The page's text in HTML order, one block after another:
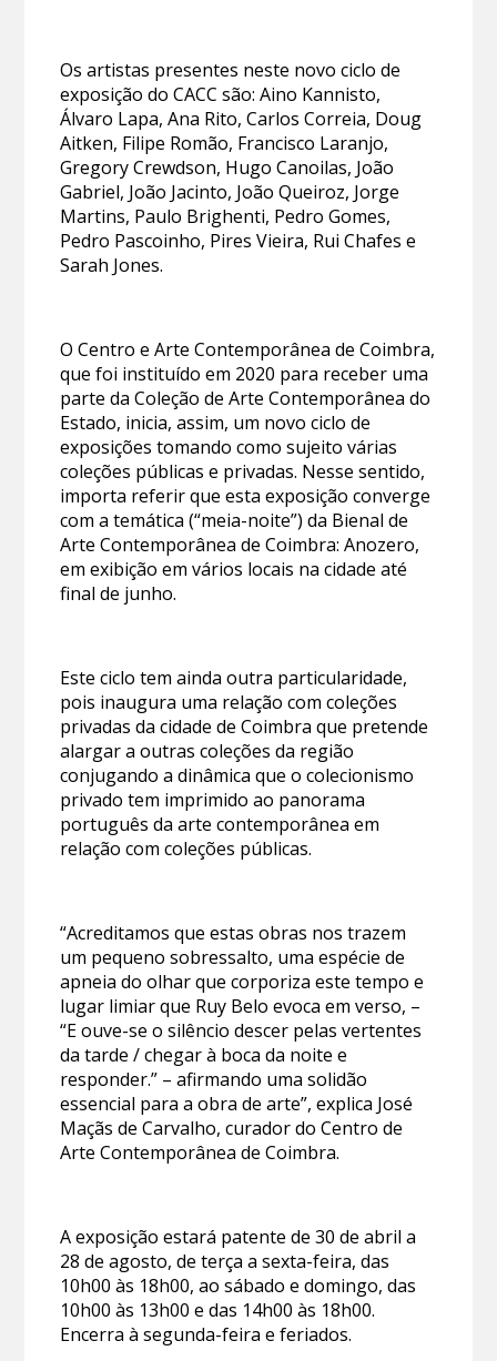
Os artistas presentes neste novo ciclo de
exposição do CACC são: Aino Kannisto,
Álvaro Lapa, Ana Rito, Carlos Correia, Doug
Aitken, Filipe Romão, Francisco Laranjo,
Gregory Crewdson, Hugo Canoilas, João
Gabriel, João Jacinto, João Queiroz, Jorge
Martins, Paulo Brighenti, Pedro Gomes,
Pedro Pascoinho, Pires Vieira, Rui Chafes e
Sarah Jones.
O Centro e Arte Contemporânea de Coimbra,
que foi instituído em 2020 para receber uma
parte da Coleção de Arte Contemporânea do
Estado, inicia, assim, um novo ciclo de
exposições tomando como sujeito várias
coleções públicas e privadas. Nesse sentido,
importa referir que esta exposição converge
com a temática (“meia-noite”) da Bienal de
Arte Contemporânea de Coimbra: Anozero,
em exibição em vários locais na cidade até
final de junho.
Este ciclo tem ainda outra particularidade,
pois inaugura uma relação com coleções
privadas da cidade de Coimbra que pretende
alargar a outras coleções da região
conjugando a dinâmica que o colecionismo
privado tem imprimido ao panorama
português da arte contemporânea em
relação com coleções públicas.
“Acreditamos que estas obras nos trazem
um pequeno sobressalto, uma espécie de
apneia do olhar que corporiza este tempo e
lugar limiar que Ruy Belo evoca em verso, –
“E ouve-se o silêncio descer pelas vertentes
da tarde / chegar à boca da noite e
responder.” – afirmando uma solidão
essencial para a obra de arte”, explica José
Maçãs de Carvalho, curador do Centro de
Arte Contemporânea de Coimbra.
A exposição estará patente de 30 de abril a
28 de agosto, de terça a sexta-feira, das
10h00 às 18h00, ao sábado e domingo, das
10h00 às 13h00 e das 14h00 às 18h00.
Encerra à segunda-feira e feriados.